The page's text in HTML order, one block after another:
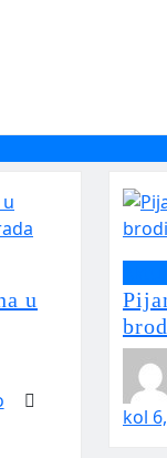
u
kol